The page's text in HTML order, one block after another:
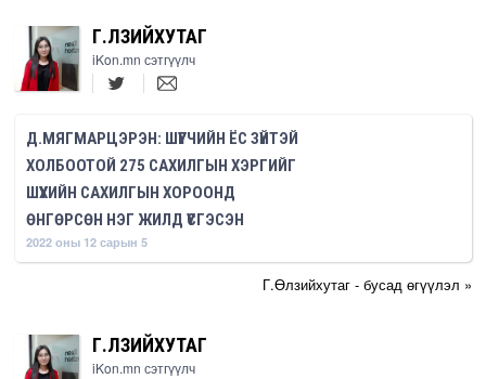
Г.ӨЛЗИЙХУТАГ
iKon.mn сэтгүүлч
Д.МЯГМАРЦЭРЭН: ШҮҮГЧИЙН ЁС ЗҮЙТЭЙ
ХОЛБООТОЙ 275 САХИЛГЫН ХЭРГИЙГ
ШҮҮХИЙН САХИЛГЫН ХОРООНД
ӨНГӨРСӨН НЭГ ЖИЛД ҮҮСГЭСЭН
2022 оны 12 сарын 5
Г.Өлзийхутаг - бусад өгүүлэл »
Г.ӨЛЗИЙХУТАГ
iKon.mn сэтгүүлч